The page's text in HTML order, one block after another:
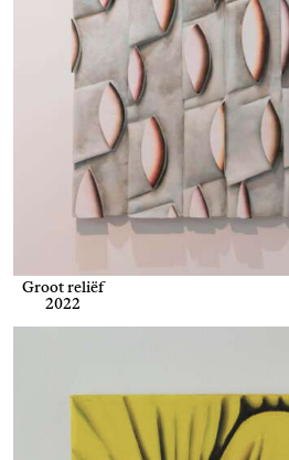
Groot reliëf
2022